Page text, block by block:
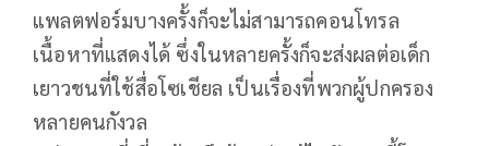
แพลตฟอร์มบางครั้งก็จะไม่สามารถคอนโทรล
เนื้อหาที่แสดงได้ ซึ่งในหลายครั้งก็จะส่งผลต่อเด็ก
เยาวชนที่ใช้สื่อโซเชียล เป็นเรื่องที่พวกผู้ปกครอง
หลายคนกังวล